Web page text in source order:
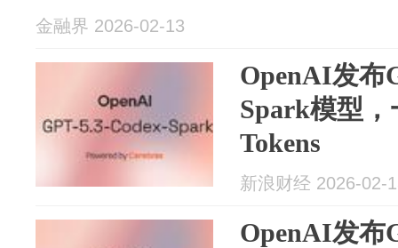
金融界 2026-02-13
OpenAI发布
Spark模型，
Tokens
新浪财经 2026-02-
OpenAI发布